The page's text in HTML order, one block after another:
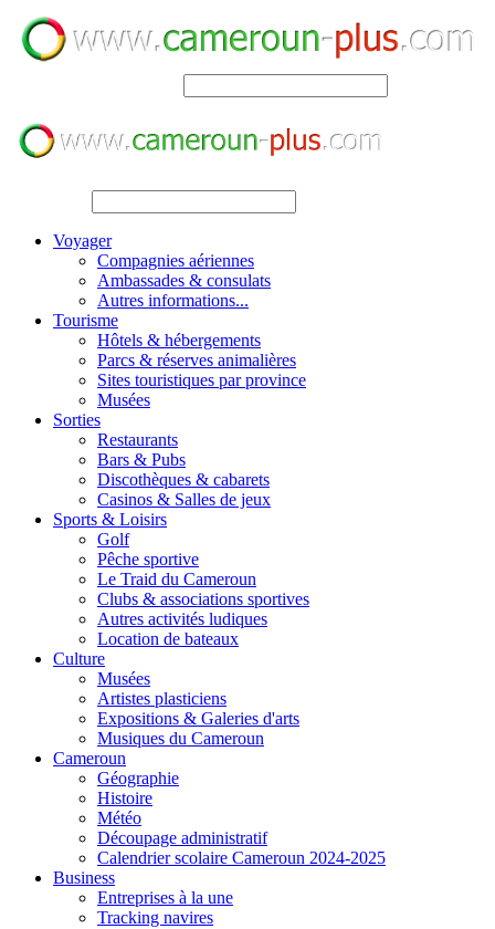
Voyager
Compagnies aériennes
Ambassades & consulats
Autres informations...
Tourisme
Hôtels & hébergements
Parcs & réserves animalières
Sites touristiques par province
Musées
Sorties
Restaurants
Bars & Pubs
Discothèques & cabarets
Casinos & Salles de jeux
Sports & Loisirs
Golf
Pêche sportive
Le Traid du Cameroun
Clubs & associations sportives
Autres activités ludiques
Location de bateaux
Culture
Musées
Artistes plasticiens
Expositions & Galeries d'arts
Musiques du Cameroun
Cameroun
Géographie
Histoire
Météo
Découpage administratif
Calendrier scolaire Cameroun 2024-2025
Business
Entreprises à la une
Tracking navires